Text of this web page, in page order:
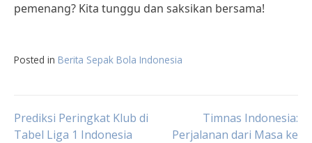
pemenang? Kita tunggu dan saksikan bersama!
Posted in Berita Sepak Bola Indonesia
Post
Prediksi Peringkat Klub di
Tabel Liga 1 Indonesia
Timnas Indonesia:
Perjalanan dari Masa ke